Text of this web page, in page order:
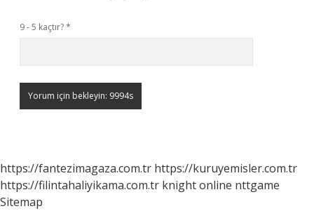
9 - 5 kaçtır?*
https://fantezimagaza.com.tr https://kuruyemisler.com.tr
https://filintahaliyikama.com.tr knight online nttgame
Sitemap